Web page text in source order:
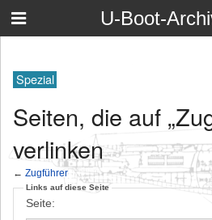
U-Boot-
Spezial
Seiten, die auf
verlinken
← Zugführer
Links auf diese Seite
Seite: